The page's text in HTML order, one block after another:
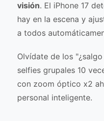
visión. El iPhone 17
hay en la escena y
a todos
Olvídate de los
selfies grupales 10
con zoom óptico x2
personal inteligente.